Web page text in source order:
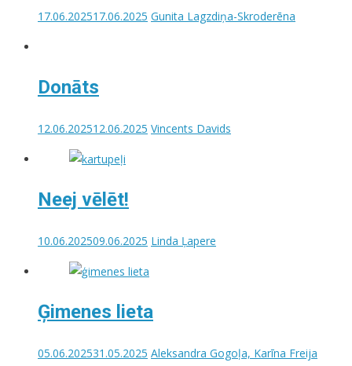
17.06.202517.06.2025 Gunita Lagzdiņa-Skroderēna
Donāts
12.06.202512.06.2025 Vincents Davids
Neej vēlēt!
10.06.202509.06.2025 Linda Ļapere
Ģimenes lieta
05.06.202531.05.2025 Aleksandra Gogoļa, Karīna Freija